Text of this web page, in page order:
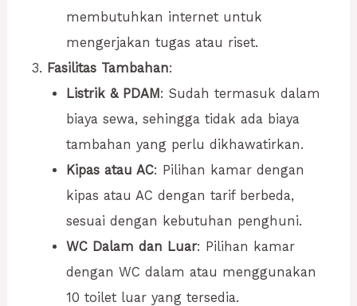
membutuhkan internet untuk
mengerjakan tugas atau riset.
Fasilitas Tambahan:
Listrik & PDAM: Sudah termasuk dalam
biaya sewa, sehingga tidak ada biaya
tambahan yang perlu dikhawatirkan.
Kipas atau AC: Pilihan kamar dengan
kipas atau AC dengan tarif berbeda,
sesuai dengan kebutuhan penghuni.
WC Dalam dan Luar: Pilihan kamar
dengan WC dalam atau menggunakan
10 toilet luar yang tersedia.